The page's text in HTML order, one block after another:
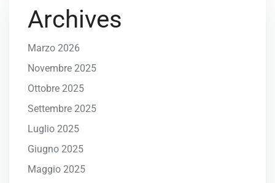
Archives
Marzo 2026
Novembre 2025
Ottobre 2025
Settembre 2025
Luglio 2025
Giugno 2025
Maggio 2025